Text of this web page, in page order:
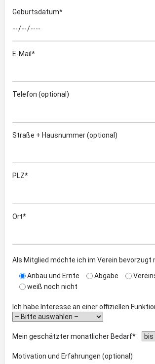
Geburtsdatum*
E-Mail*
Telefon (optional)
Straße + Hausnummer (optional)
PLZ*
Ort*
Als Mitglied möchte ich im Verein bevorzugt
Anbau und Ernte
Abgabe
weiß noch nicht
Ich habe Interesse an einer offiziellen
Mein geschätzter monatlicher Bedarf*
Motivation und Erfahrungen (optional)